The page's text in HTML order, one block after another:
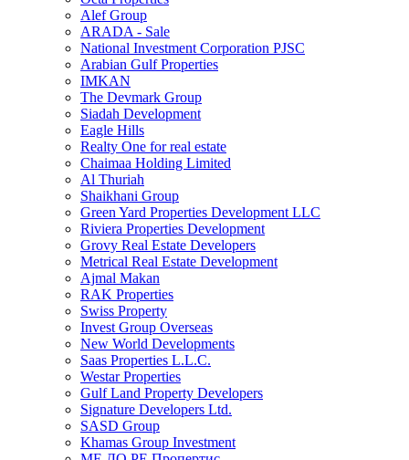
Alef Group
ARADA - Sale
National Investment Corporation PJSC
Arabian Gulf Properties
IMKAN
The Devmark Group
Siadah Development
Eagle Hills
Realty One for real estate
Chaimaa Holding Limited
Al Thuriah
Shaikhani Group
Green Yard Properties Development LLC
Riviera Properties Development
Grovy Real Estate Developers
Metrical Real Estate Development
Ajmal Makan
RAK Properties
Swiss Property
Invest Group Overseas
New World Developments
Saas Properties L.L.C.
Westar Properties
Gulf Land Property Developers
Signature Developers Ltd.
SASD Group
Khamas Group Investment